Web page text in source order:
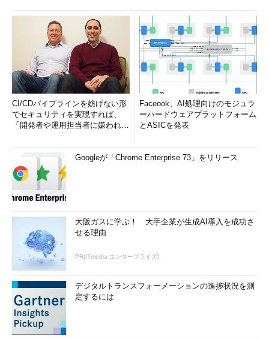
CI/CDパイプラインを妨げない形
でセキュリティを実現すれば、
「開発者や運用担当者に嫌われな
Faceook、AI処理向けのモジュラ
ーハードウェアプラットフォーム
とASICを発表
Googleが「Chrome Enterprise 73」をリリース
大阪ガスに学ぶ！ 大手企業が生成AI導入を成功さ
せる理由
PR(ITmedia エンタープライズ)
デジタルトランスフォーメーションの進捗状況を測
定するには